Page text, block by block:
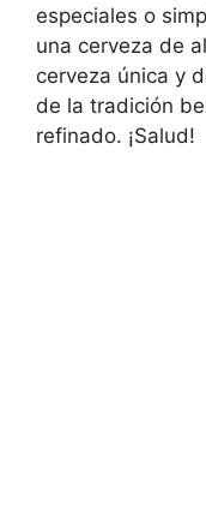
especiales o
una cerveza de
cerveza única y
de la tradición
refinado. ¡Salud!